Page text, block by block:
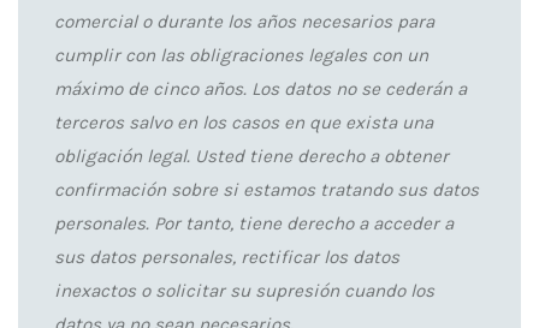
comercial o durante los años necesarios para
cumplir con las obligraciones legales con un
máximo de cinco años. Los datos no se cederán a
terceros salvo en los casos en que exista una
obligación legal. Usted tiene derecho a obtener
confirmación sobre si estamos tratando sus datos
personales. Por tanto, tiene derecho a acceder a
sus datos personales, rectificar los datos
inexactos o solicitar su supresión cuando los